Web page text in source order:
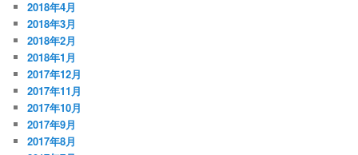
2018年4月
2018年3月
2018年2月
2018年1月
2017年12月
2017年11月
2017年10月
2017年9月
2017年8月